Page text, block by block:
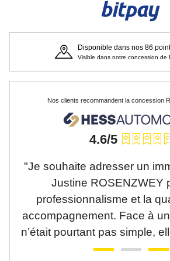
Disponible dans nos 86
Visible dans notre concession de
Nos clients recommandent la concession
4.6/5
"Je souhaite adresser un
Justine ROSENZWEY
professionnalisme et la
accompagnement. Face à
n’était pourtant pas simple,
d’une remarquable réactivité,